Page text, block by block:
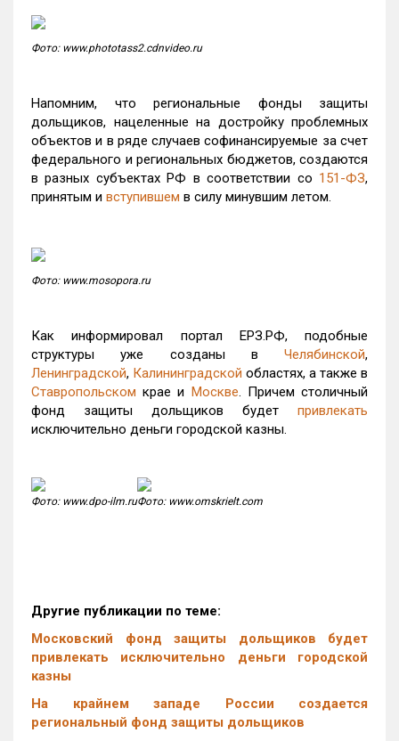
Фото: www.phototass2.cdnvideo.ru
Напомним, что региональные фонды защиты
дольщиков, нацеленные на достройку проблемных
объектов и в ряде случаев софинансируемые за счет
федерального и региональных бюджетов, создаются
в разных субъектах РФ в соответствии со 151-ФЗ,
принятым и вступившем в силу минувшим летом.
Фото: www.mosopora.ru
Как информировал портал ЕРЗ.РФ, подобные
структуры уже созданы в Челябинской,
Ленинградской, Калининградской областях, а также в
Ставропольском крае и Москве. Причем столичный
фонд защиты дольщиков будет привлекать
исключительно деньги городской казны.
Фото: www.dpo-ilm.ruФото: www.omskrielt.com
Другие публикации по теме:
Московский фонд защиты дольщиков будет
привлекать исключительно деньги городской
казны
На крайнем западе России создается
региональный фонд защиты дольщиков